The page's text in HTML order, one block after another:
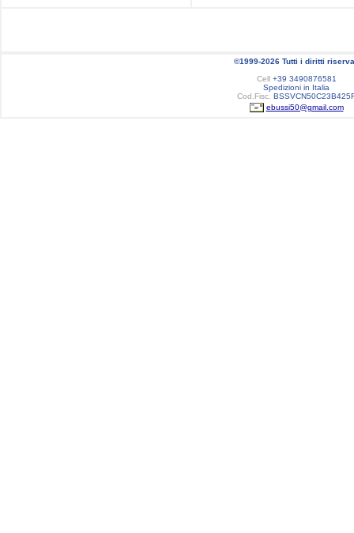
©1999-2026 Tutti i diritti
Cell+39 3490876581
Spedizioni in Italia
Cod.Fisc.
ebussi50@gmail.com